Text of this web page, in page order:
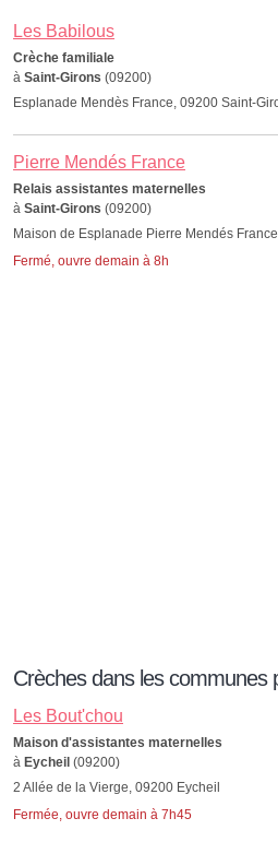
Les Babilous
Crèche familiale
à Saint-Girons (09200)
Esplanade Mendès France, 09200 Saint-
Pierre Mendés France
Relais assistantes maternelles
à Saint-Girons (09200)
Maison de Esplanade Pierre Mendés
Fermé, ouvre demain à 8h
Crèches dans les communes
Les Bout'chou
Maison d'assistantes maternelles
à Eycheil (09200)
2 Allée de la Vierge, 09200 Eycheil
Fermée, ouvre demain à 7h45